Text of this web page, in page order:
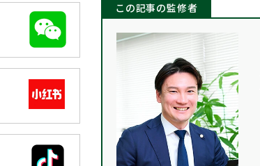
この記事の監修者